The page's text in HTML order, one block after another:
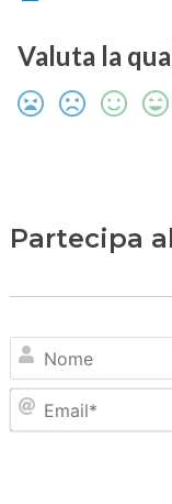
Valuta la
Partecipa